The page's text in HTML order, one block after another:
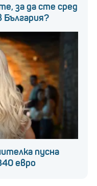
за да сте сред
България?
пусна
евро